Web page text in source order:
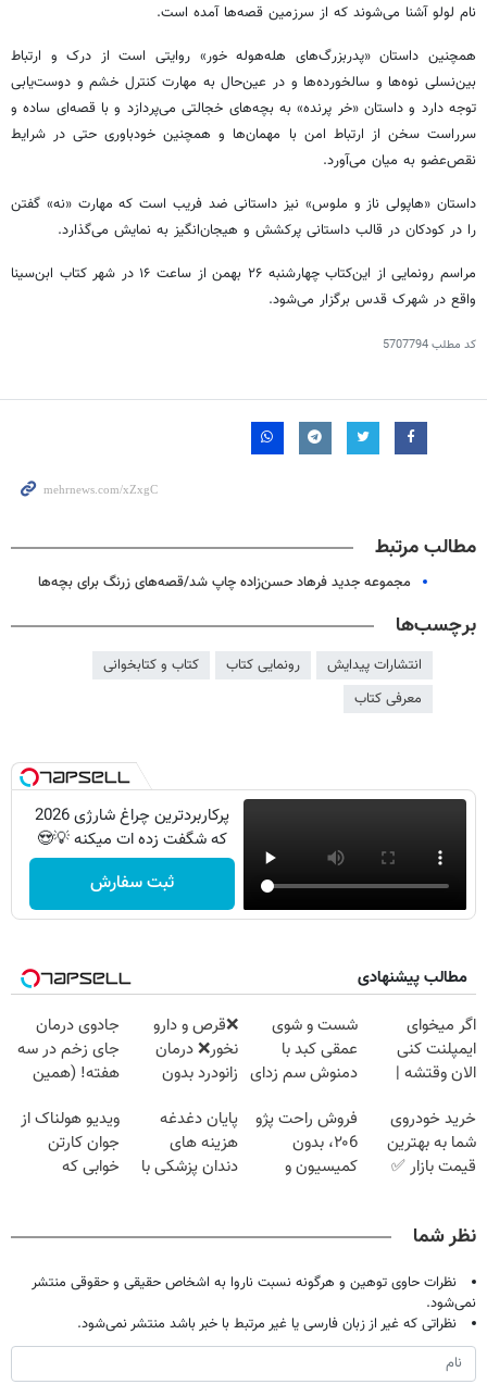
نام لولو آشنا می‌شوند که از سرزمین قصه‌ها آمده است.
همچنین داستان «پدربزرگ‌های هله‌هوله خور» روایتی است از درک و ارتباط
بین‌نسلی نوه‌ها و سالخورده‌ها و در عین‌حال به مهارت کنترل خشم و دوست‌یابی
توجه دارد و داستان «خر پرنده» به بچه‌های خجالتی می‌پردازد و با قصه‌ای ساده و
سرراست سخن از ارتباط امن با مهمان‌ها و همچنین خودباوری حتی در شرایط
نقص‌عضو به میان می‌آورد.
داستان «هاپولی ناز و ملوس» نیز داستانی ضد فریب است که مهارت «نه» گفتن
را در کودکان در قالب داستانی پرکشش و هیجان‌انگیز به نمایش می‌گذارد.
مراسم رونمایی از این‌کتاب چهارشنبه ۲۶ بهمن از ساعت ۱۶ در شهر کتاب ابن‌سینا
واقع در شهرک قدس برگزار می‌شود.
کد مطلب5707794
مطالب مرتبط
مجموعه جدید فرهاد حسن‌زاده چاپ شد/قصه‌های زرنگ برای بچه‌ها
برچسب‌ها
انتشارات پیدایش رونمایی کتاب
کتاب و کتابخوانی
معرفی کتاب
پرکاربردترین چراغ شارژی 2026
که شگفت زده ات میکنه 💡😍
ثبت سفارش
مطالب پیشنهادی
اگر میخوای
ایمپلنت کنی
الان وقتشه |
میلیون تومان!!!
شست و شوی
عمقی کبد با
دمنوش سم زدای
❌قرص‌ و دارو
نخور❌ درمان
زانودرد بدون
جادوی درمان
جای زخم در سه
هفته! (همین
صحبت کنید)
خرید خودروی
شما به بهترین
قیمت بازار ✅
فروش راحت پژو
۲۰6، بدون
کمیسیون و
پایان دغدغه
هزینه های
دندان پزشکی با
ویدیو هولناک از
جوان کارتن
خوابی که
نظر شما
نظرات حاوی توهین و هرگونه نسبت ناروا به اشخاص حقیقی و حقوقی منتشر
نمی‌شود.
نظراتی که غیر از زبان فارسی یا غیر مرتبط با خبر باشد منتشر نمی‌شود.